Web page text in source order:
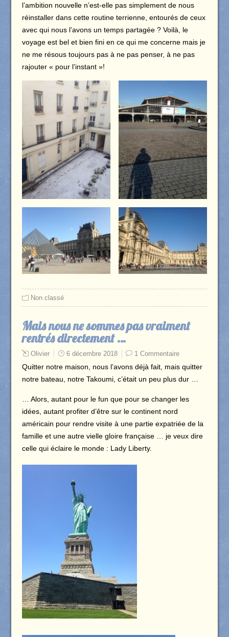
l’ambition nouvelle n’est-elle pas simplement de nous
réinstaller dans cette routine terrienne, entourés de ceux
avec qui nous l’avons un temps partagée ? Voilà, le
voyage est bel et bien fini en ce qui me concerne mais je
ne me résous toujours pas à ne pas penser, à ne pas
rajouter « pour l’instant »!
Non classé
Mais nous ne sommes pas vraiment
rentrés directement …
Olivier 6 décembre 2018 1 Commentaire
Quitter notre maison, nous l’avons déjà fait, mais quitter
notre bateau, notre Takoumi, c’était un peu plus dur …
… Alors, autant pour le fun que pour se changer les
idées, autant profiter d’être sur le continent nord
américain pour rendre visite à une partie expatriée de la
famille et une autre vielle gloire française … je veux dire
celle qui éclaire le monde : Lady Liberty.